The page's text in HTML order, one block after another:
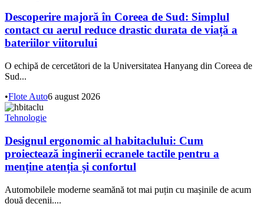
Descoperire majoră în Coreea de Sud: Simplul
contact cu aerul reduce drastic durata de viață a
bateriilor viitorului
O echipă de cercetători de la Universitatea Hanyang din Coreea de
Sud...
•Flote Auto6 august 2026
Tehnologie
Designul ergonomic al habitaclului: Cum
proiectează inginerii ecranele tactile pentru a
menține atenția și confortul
Automobilele moderne seamănă tot mai puțin cu mașinile de acum
două decenii....